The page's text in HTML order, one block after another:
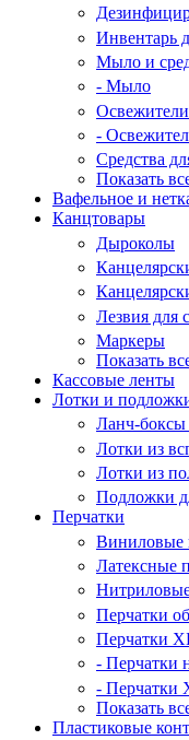
Инвентарь
Мыло и
- Мыло
Освежители
-
Средства
Показать
Вафельное и
Канцтовары
Дыроколы
Лезвия для
Маркеры
Показать
Кассовые ленты
Лотки и
Ланч-боксы
Лотки из
Лотки из
Подложки
Перчатки
Виниловые
Латексные
Перчатки
Перчатки
- Перчатки
- Перчатки
Показать
Пластиковые